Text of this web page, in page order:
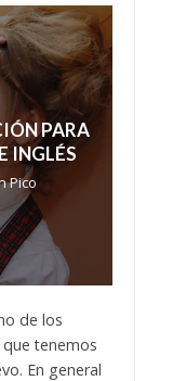
PARA
INGLÉS
Pico
de los
tenemos
En general